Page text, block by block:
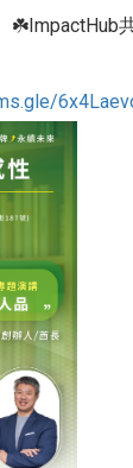
☘️ImpactHub